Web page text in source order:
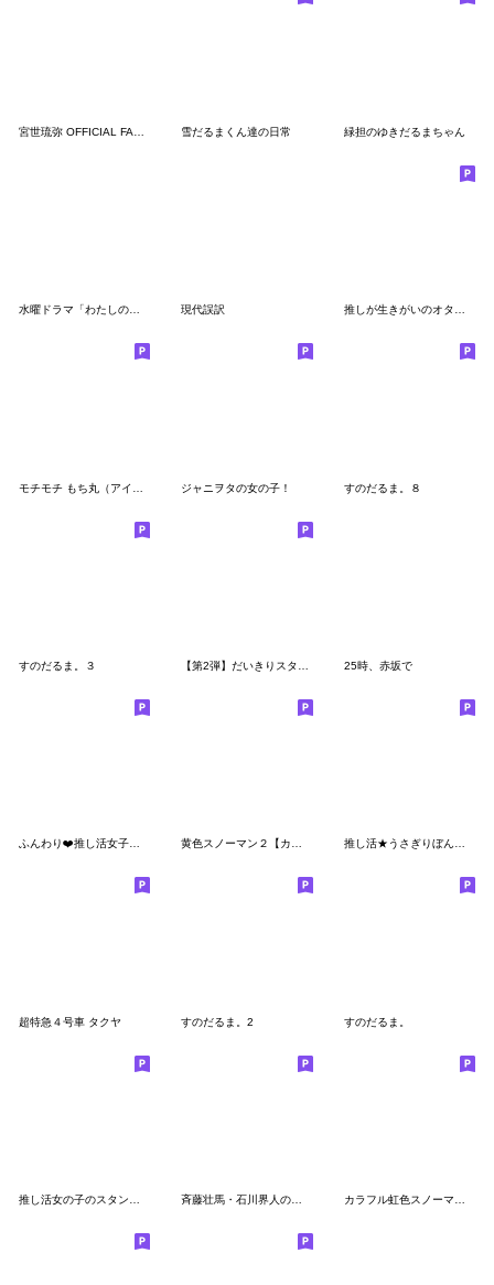
雪だるまくん達の日常 緑担のゆきだるまちゃん
水曜ドラマ「わたしのお嫁くん」 現代誤訳 推しが生きがいのオタクたち2
ジャニヲタの女の子！ すのだるま。８
すのだるま。３ 25時、赤坂で
ふんわり❤️推し活女子②(ピンク) 黄色スノーマン２【カジュアル・友達言葉】 推し活★うさぎりぼん（黒色）
超特急４号車 タクヤ すのだるま。2 すのだるま。